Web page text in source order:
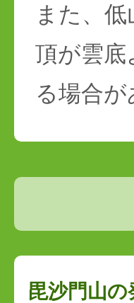
また、
頂が雲底
る場合が
毘沙門山の